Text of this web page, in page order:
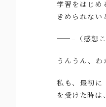
学習をはじめ
きめられない
——–（感想
うんうん、わ
私も、最初に
を受けた時は、